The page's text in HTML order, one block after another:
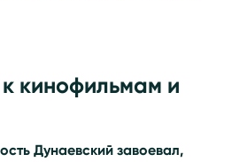
кинофильмам и
Дунаевский завоевал,